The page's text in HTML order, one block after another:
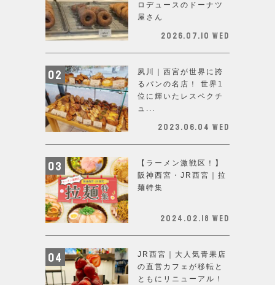
ロデュースのドーナツ
屋さん
2026.07.10 Wed
夙川｜西宮が世界に誇
るパンの名店！ 世界1
位に輝いたレスペクチ
ュ...
2023.06.04 Wed
【ラーメン激戦区！】
阪神西宮・JR西宮｜拉
麺特集
2024.02.18 Wed
JR西宮｜大人気青果店
の直営カフェが移転と
ともにリニューアル！